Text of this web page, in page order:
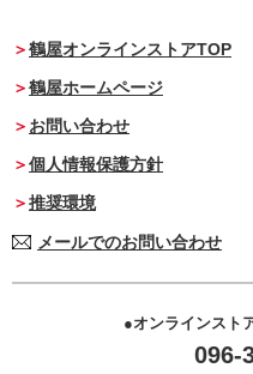
鶴屋オンラインストアTOP
鶴屋ホームページ
お問い合わせ
個人情報保護方針
推奨環境
メールでのお問い合わせ
オンラインスト
096-